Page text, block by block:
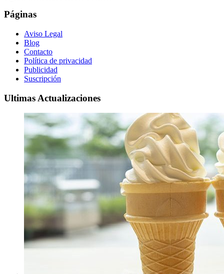
Páginas
Aviso Legal
Blog
Contacto
Política de privacidad
Publicidad
Suscripción
Ultimas Actualizaciones